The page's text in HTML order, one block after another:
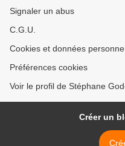
Signaler un abus
C.G.U.
Cookies et données
Préférences cookies
Voir le profil de Stéphane
Créer un